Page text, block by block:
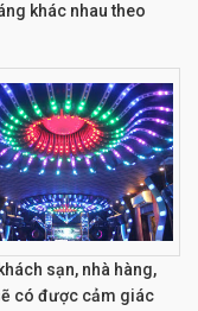
khác nhau theo
sạn, nhà hàng,
có được cảm giác